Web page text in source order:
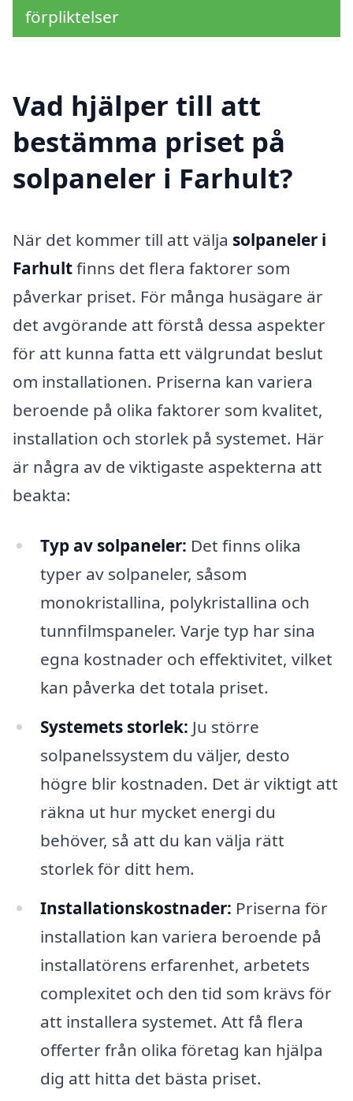
förpliktelser
Vad hjälper till att
bestämma priset på
solpaneler i Farhult?
När det kommer till att välja solpaneler i
Farhultfinns det flera faktorer som
påverkar priset. För många husägare är
det avgörande att förstå dessa aspekter
för att kunna fatta ett välgrundat beslut
om installationen. Priserna kan variera
beroende på olika faktorer som kvalitet,
installation och storlek på systemet. Här
är några av de viktigaste aspekterna att
beakta:
Typ av solpaneler: Det finns olika
typer av solpaneler, såsom
monokristallina, polykristallina och
tunnfilmspaneler. Varje typ har sina
egna kostnader och effektivitet, vilket
kan påverka det totala priset.
Systemets storlek: Ju större
solpanelssystem du väljer, desto
högre blir kostnaden. Det är viktigt att
räkna ut hur mycket energi du
behöver, så att du kan välja rätt
storlek för ditt hem.
Installationskostnader: Priserna för
installation kan variera beroende på
installatörens erfarenhet, arbetets
complexitet och den tid som krävs för
att installera systemet. Att få flera
offerter från olika företag kan hjälpa
dig att hitta det bästa priset.